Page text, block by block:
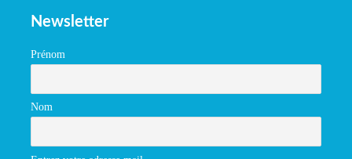
Newsletter
Prénom
Nom